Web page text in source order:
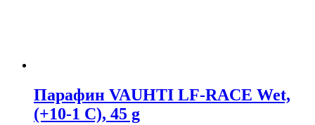
Парафин VAUHTI LF-RACE Wet,
(+10-1 C), 45 g